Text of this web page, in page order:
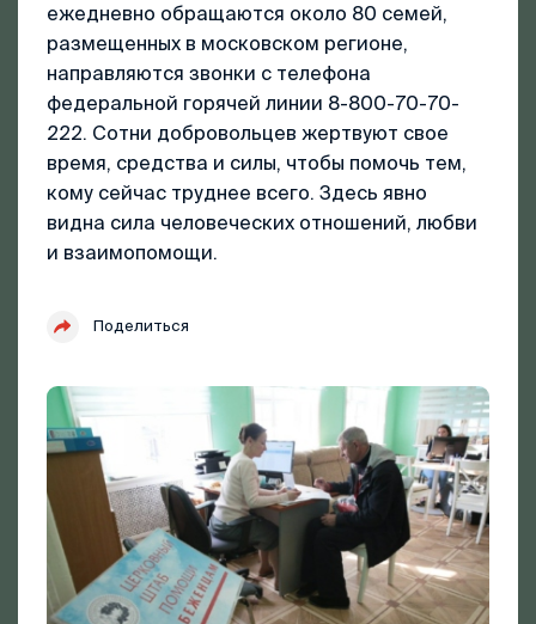
ежедневно обращаются около 80 семей,
размещенных в московском регионе,
направляются звонки с телефона
федеральной горячей линии 8-800-70-70-
222. Сотни добровольцев жертвуют свое
время, средства и силы, чтобы помочь тем,
кому сейчас труднее всего. Здесь явно
видна сила человеческих отношений, любви
и взаимопомощи.
Поделиться